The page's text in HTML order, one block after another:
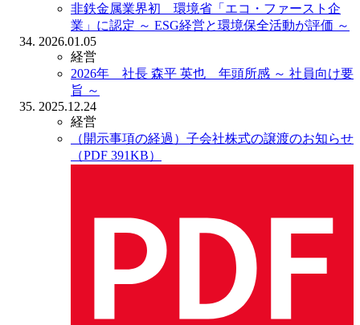
非鉄金属業界初 環境省「エコ・ファースト企
業」に認定 ～ ESG経営と環境保全活動が評価 ～
2026.01.05
経営
2026年 社長 森平 英也 年頭所感 ～ 社員向け要
旨 ～
2025.12.24
経営
（開示事項の経過）子会社株式の譲渡のお知らせ
（PDF 391KB）